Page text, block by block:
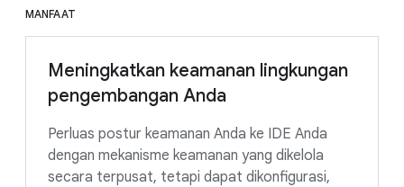
MANFAAT
Meningkatkan keamanan lingkungan
pengembangan Anda
Perluas postur keamanan Anda ke IDE Anda
dengan mekanisme keamanan yang dikelola
secara terpusat, tetapi dapat dikonfigurasi,